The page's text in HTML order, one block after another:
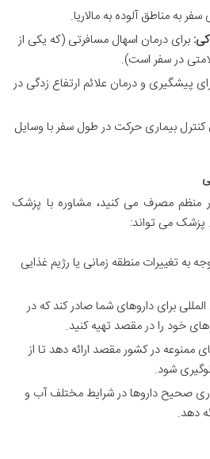
سفر به مناطق آلوده به مالاریا.
برای درمان اسهال مسافرتی (که یکی از
در سفر است).
پیشگیری و درمان علائم ارتفاع زدگی در
کنترل بیماری حرکت در طول سفر با وسایل
منظم مصرف می کنید، مشاوره با پزشک
پزشک می تواند:
به تغییرات منطقه زمانی یا رژیم غذایی
برای داروهای شما صادر کند که در
خود را در مقصد تهیه کنید.
ممنوعه در کشور مقصد ارائه دهد تا از
شود.
صحیح داروها در شرایط مختلف آب و
دهد.